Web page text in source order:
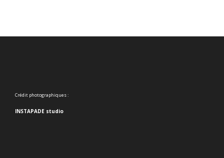
Crédit photographiques :
INSTAPADE studio